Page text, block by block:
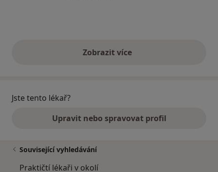
Zobrazit vícevýše uvedené názory
Jste tento lékař?
Upravit nebo spravovat profil
Související vyhledávání
Praktičtí lékaři v okolí